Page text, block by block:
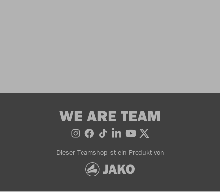
WE ARE TEAM
Dieser Teamshop ist ein Produkt von